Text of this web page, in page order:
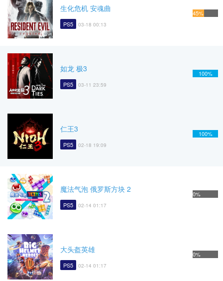
生化危机 安魂曲
PS5 03-18 00:13
45%
如龙 极3
PS5 03-11 23:59
100%
仁王3
PS5 02-18 19:09
100%
魔法气泡 俄罗斯方块 2
PS5 02-14 01:17
0%
大头盔英雄
PS5 02-14 01:17
0%